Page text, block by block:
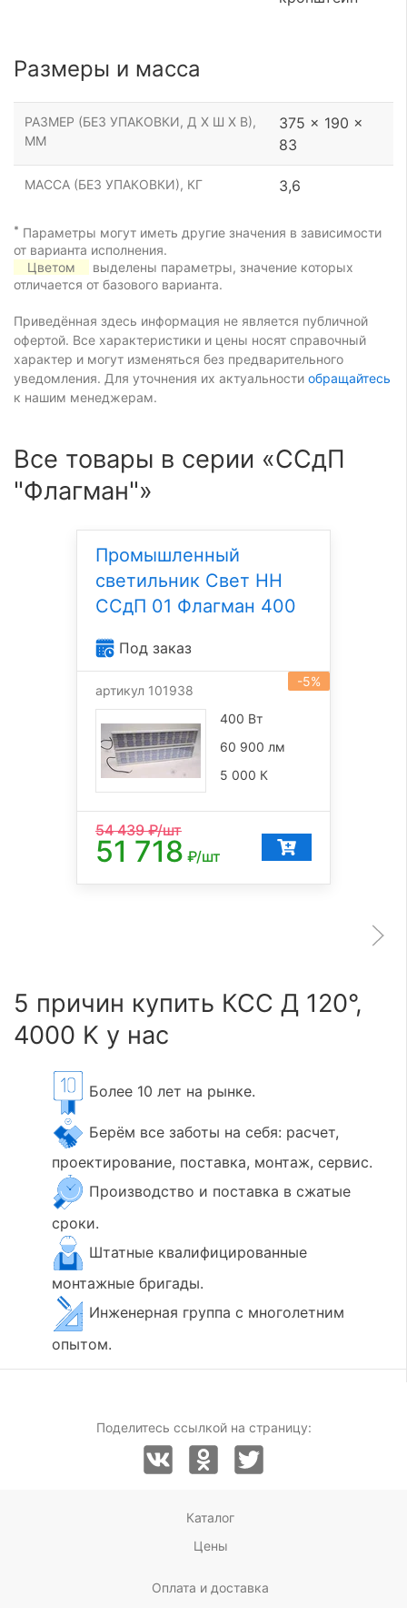
Размеры и масса
РАЗМЕР (БЕЗ УПАКОВКИ, Д Х Ш Х В),
ММ
375 x 190 x
83
МАССА (БЕЗ УПАКОВКИ), КГ 3,6
* Параметры могут иметь другие значения в зависимости
от варианта исполнения.
Цветом
выделены параметры, значение которых
отличается от базового варианта.
Приведённая здесь информация не является публичной
офертой. Все характеристики и цены носят справочный
характер и могут изменяться без предварительного
уведомления. Для уточнения их актуальности обращайтесь
к нашим менеджерам.
Все товары в серии «ССдП
"Флагман"»
Промышленный
светильник Свет НН
ССдП 01 Флагман 400
Под заказ
-5%
артикул 101938
400 Вт
60 900 лм
5 000 К
54 439₽/шт
51 718 ₽/шт
5 причин купить КСС Д 120°,
4000 K у нас
Более 10 лет на рынке.
Берём все заботы на себя: расчет,
проектирование, поставка, монтаж, сервис.
Производство и поставка в сжатые
сроки.
Штатные квалифицированные
монтажные бригады.
Инженерная группа с многолетним
опытом.
Поделитесь ссылкой на страницу:
Каталог
Цены
Оплата и доставка